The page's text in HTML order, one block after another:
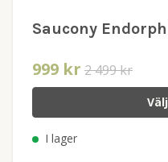
Saucony
999 kr 2 499 kr
I lager